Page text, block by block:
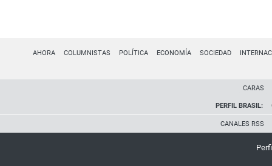
AHORA COLUMNISTAS POLÍTICA ECONOMÍA SOCIEDAD
CARAS
PERFIL BRASIL:
CANALES RSS